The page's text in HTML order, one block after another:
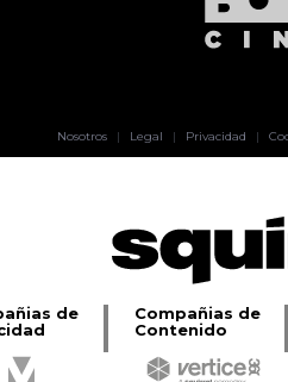
Nosotros | Legal | Privacidad |
de
Compañias de
Contenido